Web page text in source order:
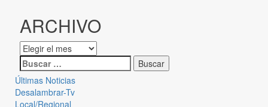
ARCHIVO
Últimas Noticias
Desalambrar-Tv
Local/Regional